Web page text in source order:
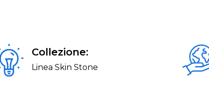
Collezione:
Linea Skin Stone